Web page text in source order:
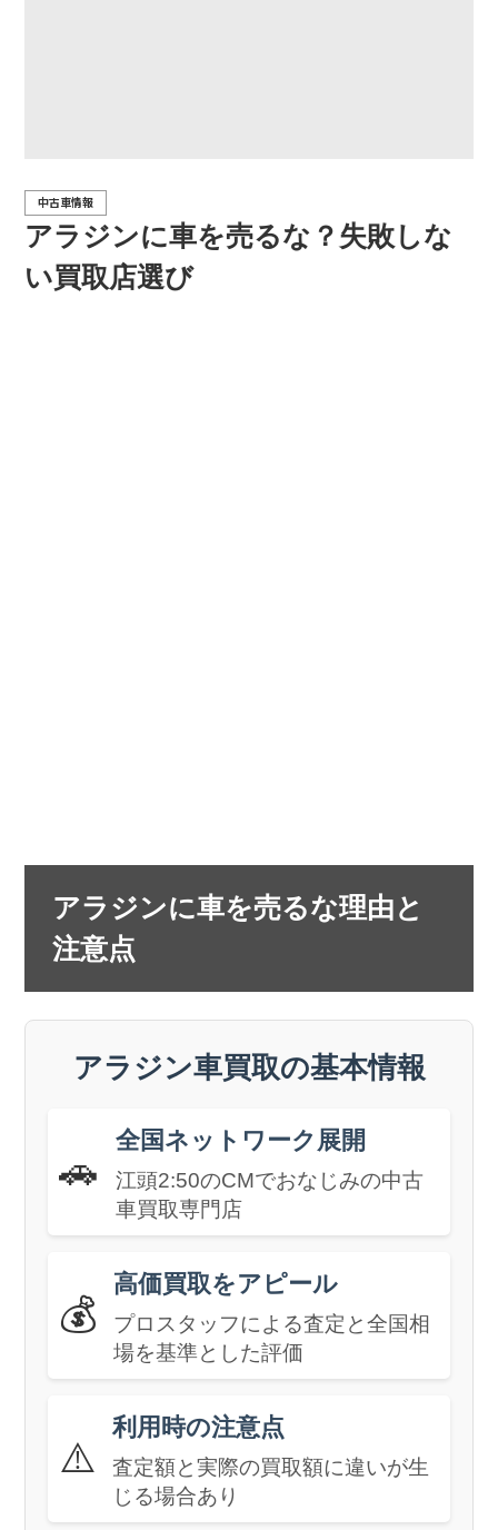
アラジンに車を売るな？失敗しな
い買取店選び
中古車情報
アラジンに車を売るな理由と
注意点
アラジン車買取の基本情報
🚗
全国ネットワーク展開
江頭2:50のCMでおなじみの中古
車買取専門店
💰
高価買取をアピール
プロスタッフによる査定と全国相
場を基準とした評価
⚠️
利用時の注意点
査定額と実際の買取額に違いが生
じる場合あり